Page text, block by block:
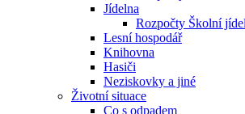
Jídelna
Rozpočty Školní
Lesní hospodář
Knihovna
Hasiči
Neziskovky a jiné
Životní situace
Co s odpadem